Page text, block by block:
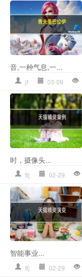
音,一种气息,一...
jf 03-09
时，摄像头...
tlj 02-29
智能事业...
tlj 02-29